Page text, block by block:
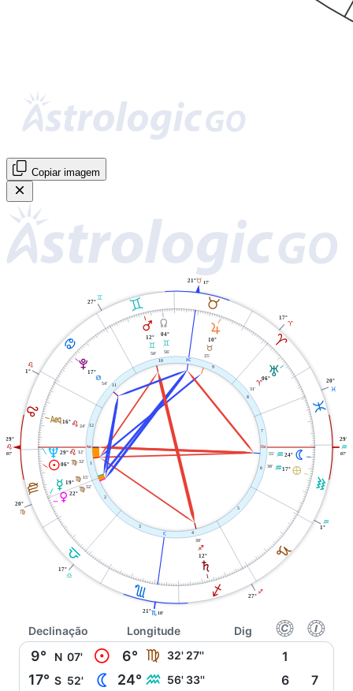
Copiar imagem
A
B
C
D
E
F
G
H I
J
K
L
1
W
2
3
4
j
5
6
7
i
8
9
10 X
11
12
E
29°
07'
F
20°
G
17°
H
21° 18'
I
27°
K
1°
K
29°
07'
L
20°
A
17°
B
21° 17'
C
27°
E
1°
U 29° E 12'
M06° F 32'
O 19° F 15'
P22°
F
52'
S
12°
I
38'
È
17°
K
30'
N
24°
K
55'
T
06°
A
31'
R
10°
B
25'
Y
04°
C
56'
Q
12°
C
50'
V
17°
D
54'
l16°E 24'
Declinação Longitude Dig f g
9° N 07' M 6° F 32' 27'' 1
17° S 52' N 24° K 56' 33'' 6 7